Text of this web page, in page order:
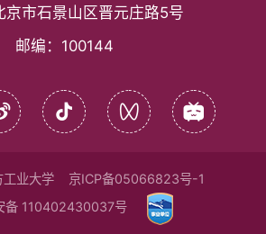
京市石景山区晋元庄路5号
邮编： 100144
工业大学
京ICP备05066823号-1
备 110402430037号